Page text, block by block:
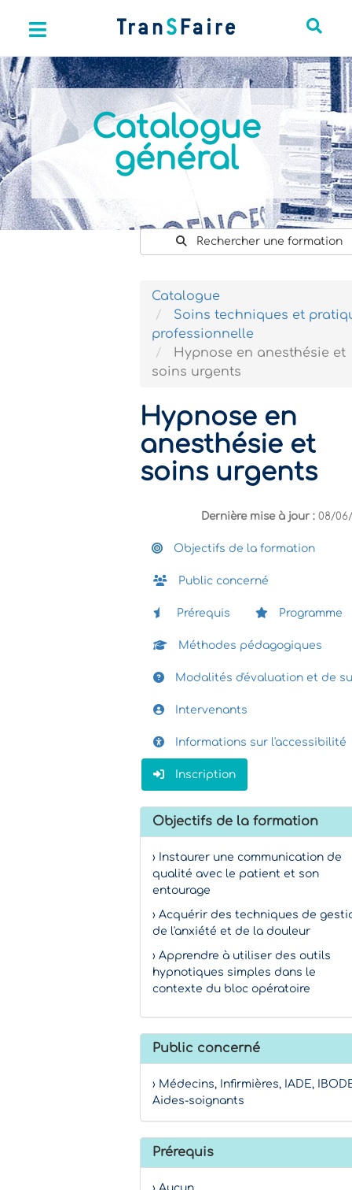
Catalogue
général
Rechercher une formation
Catalogue
Soins techniques et
professionnelle
Hypnose en anesthésie et
soins urgents
Hypnose en
anesthésie et
soins urgents
Dernière mise à jour : 08/
Objectifs de la formation
Public concerné
Prérequis Programme
Méthodes pédagogiques
Modalités d'évaluation et de
Intervenants
Informations sur l'accessibilité
Inscription
Objectifs de la formation
› Instaurer une communication de
qualité avec le patient et son
entourage
› Acquérir des techniques de
de l'anxiété et de la douleur
› Apprendre à utiliser des outils
hypnotiques simples dans le
contexte du bloc opératoire
Public concerné
› Médecins, Infirmières, IADE,
Aides-soignants
Prérequis